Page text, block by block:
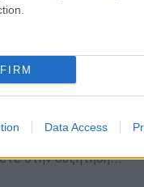
Data Access
άμεσα με δική
και τα προσβλητικά